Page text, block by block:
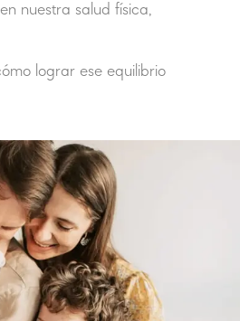
nuestra salud física,
lograr ese equilibrio